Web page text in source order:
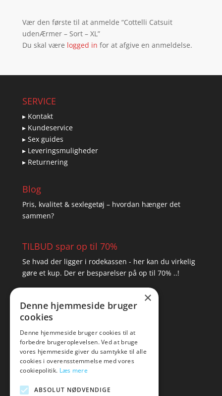
Vær den første til at anmelde “Cottelli Catsuit
udenÆrmer – Sort – XL”
Du skal være logged in for at afgive en anmeldelse.
SERVICE
▸ Kontakt
▸ Kundeservice
▸ Sex guides
▸ Leveringsmuligheder
▸ Returnering
Blog
Pris, kvalitet & sexlegetøj – hvordan hænger det
sammen?
TILBUD spar op til 70%
Se hvad der ligger i rodekassen - her kan du virkelig
gøre et kup. Der er besparelser på op til 70% ..!
Tlf: 7876 8672
Mail: hej@amare.dk
×
Denne hjemmeside bruger
cookies
Denne hjemmeside bruger cookies til at
forbedre brugeroplevelsen. Ved at bruge
vores hjemmeside giver du samtykke til alle
cookies i overensstemmelse med vores
cookiepolitik. Læs mere
ABSOLUT NØDVENDIGE